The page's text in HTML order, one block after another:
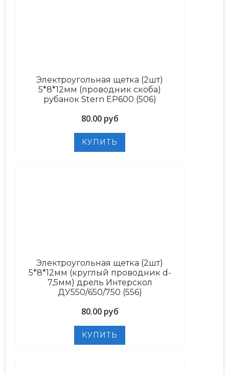
Электроугольная щетка (2шт)
5*8*12мм (проводник скоба)
рубанок Stern EP600 (506)
80.00 руб
Электроугольная щетка (2шт)
5*8*12мм (круглый проводник d-
7,5мм) дрель Интерскол
ДУ550/650/750 (556)
80.00 руб